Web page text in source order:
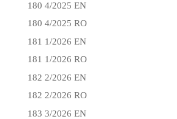
180 4/2025 EN
180 4/2025 RO
181 1/2026 EN
181 1/2026 RO
182 2/2026 EN
182 2/2026 RO
183 3/2026 EN